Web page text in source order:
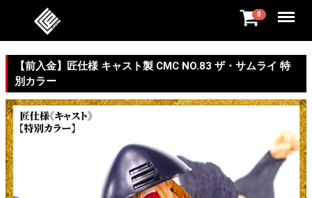
0 Menu
【前入金】匠仕様 キャスト製 CMC NO.83 ザ・サムライ 特
別カラー